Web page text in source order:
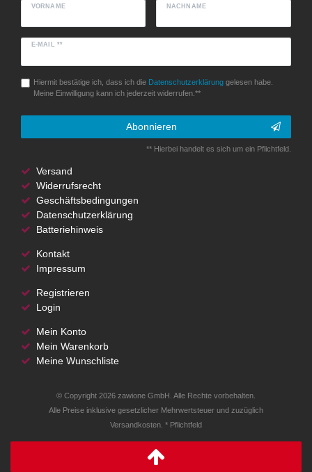
VORNAME NACHNAME
E-MAIL **
Hiermit bestätige ich, dass ich die Daten­schutz­erklärunggelesen habe.
Meine Einwilligung kann ich jederzeit widerrufen.**
Abonnieren
** Hierbei handelt es sich um ein Pflichtfeld.
Versand
Widerrufsrecht
Geschäftsbedingungen
Datenschutzerklärung
Batteriehinweis
Kontakt
Impressum
Registrieren
Login
Mein Konto
Mein Warenkorb
Meine Wunschliste
© Copyright 2026 zawione GmbH. Alle Rechte vorbehalten.
Alle Preise inklusive gesetzlicher Mehrwertsteuer und zuzüglich
Versandkosten. * Pflichtfeld